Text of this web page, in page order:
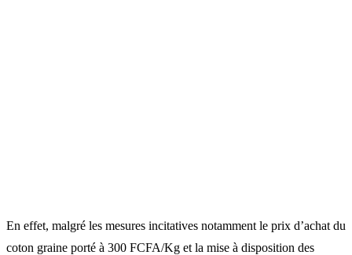
En effet, malgré les mesures incitatives notamment le prix d’achat du
coton graine porté à 300 FCFA/Kg et la mise à disposition des